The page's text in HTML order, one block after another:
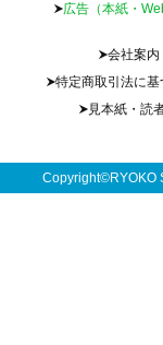
広告（本紙・
会社案内
特定商取引法に基
見本紙・読
Copyright©RYOKO